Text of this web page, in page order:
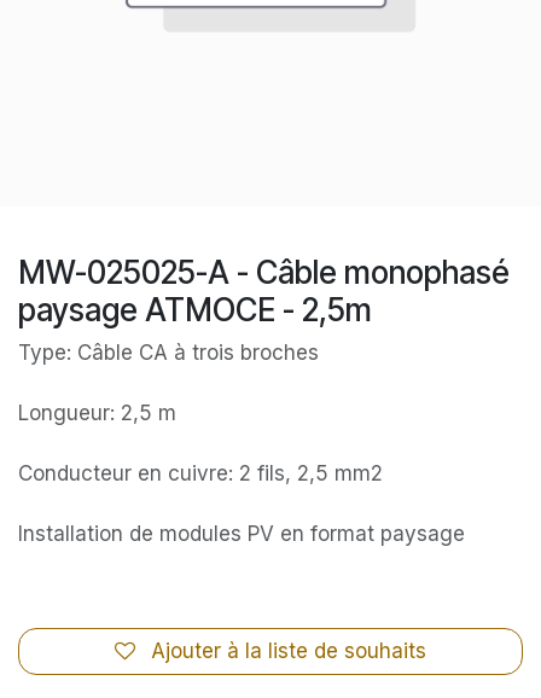
MW-025025-A - Câble monophasé
paysage ATMOCE - 2,5m
Type: Câble CA à trois broches
Longueur: 2,5 m
Conducteur en cuivre: 2 fils, 2,5 mm2
Installation de modules PV en format paysage
Ajouter à la liste de souhaits